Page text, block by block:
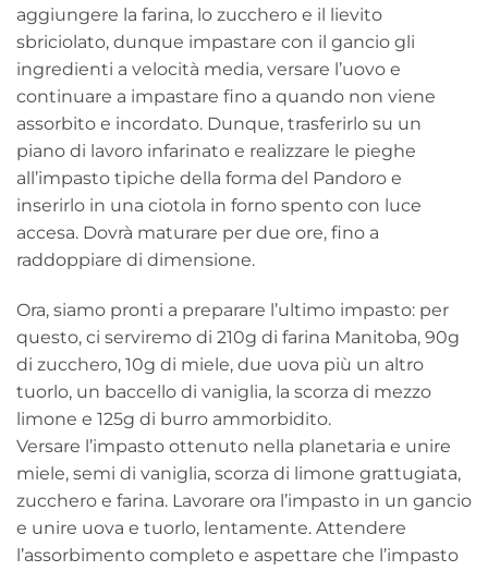
aggiungere la farina, lo zucchero e il lievito
sbriciolato, dunque impastare con il gancio gli
ingredienti a velocità media, versare l’uovo e
continuare a impastare fino a quando non viene
assorbito e incordato. Dunque, trasferirlo su un
piano di lavoro infarinato e realizzare le pieghe
all’impasto tipiche della forma del Pandoro e
inserirlo in una ciotola in forno spento con luce
accesa. Dovrà maturare per due ore, fino a
raddoppiare di dimensione.
Ora, siamo pronti a preparare l’ultimo impasto: per
questo, ci serviremo di 210g di farina Manitoba, 90g
di zucchero, 10g di miele, due uova più un altro
tuorlo, un baccello di vaniglia, la scorza di mezzo
limone e 125g di burro ammorbidito.
Versare l’impasto ottenuto nella planetaria e unire
miele, semi di vaniglia, scorza di limone grattugiata,
zucchero e farina. Lavorare ora l’impasto in un gancio
e unire uova e tuorlo, lentamente. Attendere
l’assorbimento completo e aspettare che l’impasto